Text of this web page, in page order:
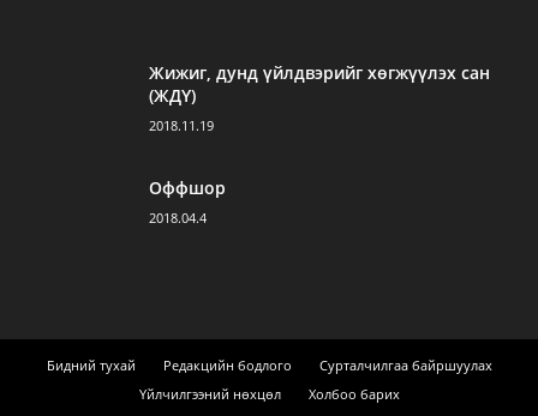
Жижиг, дунд үйлдвэрийг хөгжүүлэх сан
(ЖДҮ)
2018.11.19
Оффшор
2018.04.4
Бидний тухай Редакцийн бодлого
Сурталчилгаа байршуулах
Үйлчилгээний нөхцөл
Холбоо барих